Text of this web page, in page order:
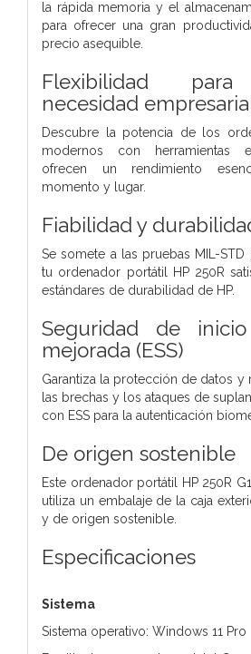
la rápida memoria y el
para ofrecer una gran
precio asequible.
Flexibilidad
necesidad
Descubre la potencia de los
modernos con herramientas
ofrecen un rendimiento
momento y lugar.
Fiabilidad y
Se somete a las pruebas MIL-STD
tu ordenador portátil HP 250R
estándares de durabilidad de HP.
Seguridad de
mejorada (ESS)
Garantiza la protección de datos
las brechas y los ataques de
con ESS para la autenticación
De origen sostenible
Este ordenador portátil HP 250R
utiliza un embalaje de la caja
y de origen sostenible.
Especificaciones
Sistema
Sistema operativo: Windows 11 Pro